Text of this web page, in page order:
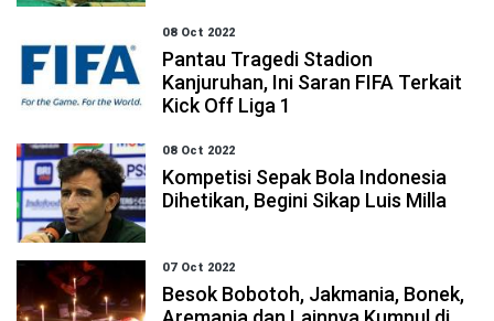
08 Oct 2022
Pantau Tragedi Stadion
Kanjuruhan, Ini Saran FIFA Terkait
Kick Off Liga 1
08 Oct 2022
Kompetisi Sepak Bola Indonesia
Dihetikan, Begini Sikap Luis Milla
07 Oct 2022
Besok Bobotoh, Jakmania, Bonek,